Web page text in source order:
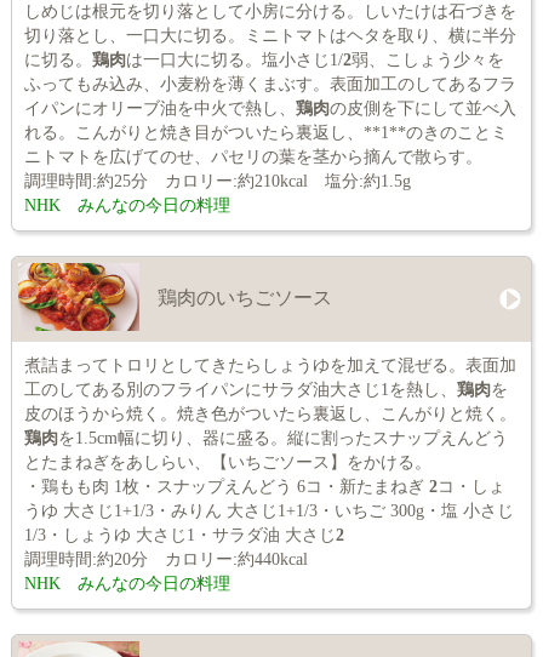
しめじは根元を切り落として小房に分ける。しいたけは石づきを
切り落とし、一口大に切る。ミニトマトはヘタを取り、横に半分
に切る。 鶏肉は一口大に切る。塩小さじ1/2弱、こしょう少々を
ふってもみ込み、小麦粉を薄くまぶす。表面加工のしてあるフラ
イパンにオリーブ油を中火で熱し、 鶏肉の皮側を下にして並べ入
れる。こんがりと焼き目がついたら裏返し、**1**のきのことミ
ニトマトを広げてのせ、パセリの葉を茎から摘んで散らす。
調理時間:約25分 カロリー:約210kcal 塩分:約1.5g
NHK みんなの今日の料理
鶏肉のいちごソース
煮詰まってトロリとしてきたらしょうゆを加えて混ぜる。表面加
工のしてある別のフライパンにサラダ油大さじ1を熱し、 鶏肉を
皮のほうから焼く。焼き色がついたら裏返し、こんがりと焼く。
鶏肉を1.5cm幅に切り、器に盛る。縦に割ったスナップえんどう
とたまねぎをあしらい、【いちごソース】をかける。
・鶏もも肉 1枚・スナップえんどう 6コ・新たまねぎ 2コ・しょ
うゆ 大さじ1+1/3・みりん 大さじ1+1/3・いちご 300g・塩 小さじ
1/3・しょうゆ 大さじ1・サラダ油 大さじ2
調理時間:約20分 カロリー:約440kcal
NHK みんなの今日の料理